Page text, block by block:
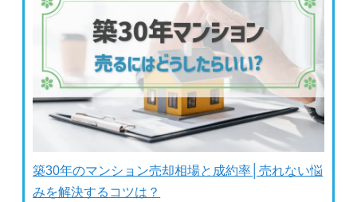
築30年のマンション売却相場と成約率│売れない悩
みを解決するコツは？